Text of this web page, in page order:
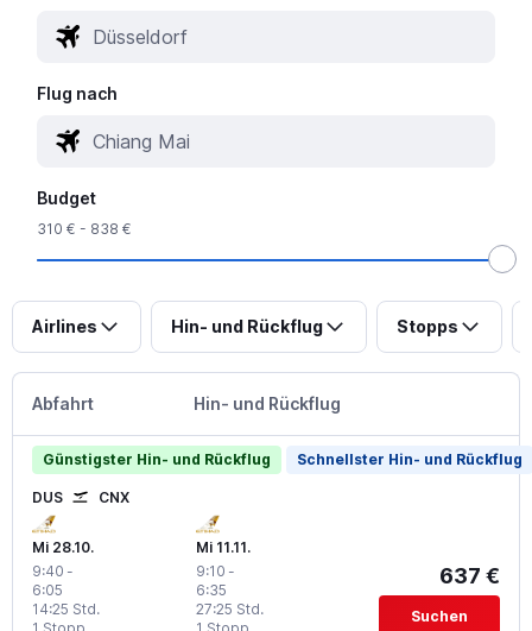
Flug nach
Budget
310 € - 838 €
Airlines Hin- und Rückflug Stopps
Abfahrt Hin- und Rückflug
Günstigster Hin- und Rückflug Schnellster Hin- und Rückflug
DUS CNX
Mi 28.10.
9:40 -
6:05
14:25 Std.
Mi 11.11.
9:10 -
6:35
27:25 Std.
637 €
Suchen